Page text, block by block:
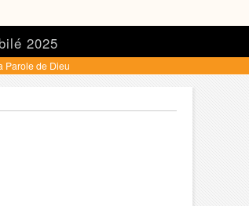
2025
Parole de Dieu